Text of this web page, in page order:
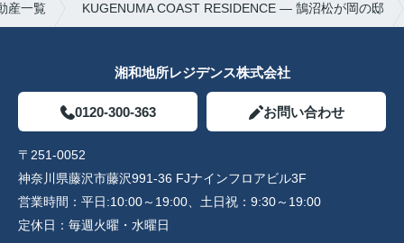
産一覧 KUGENUMA COAST RESIDENCE — 鵠沼松が岡の邸
湘和地所レジデンス株式会社
0120-300-363 お問い合わせ
〒251-0052
神奈川県藤沢市藤沢991-36 FJナインフロアビル3F
営業時間： 平日:10:00～19:00、土日祝：9:30～19:00
定休日： 毎週火曜・水曜日